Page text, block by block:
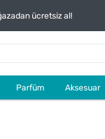
ücretsiz al!
Parfüm Aksesuar